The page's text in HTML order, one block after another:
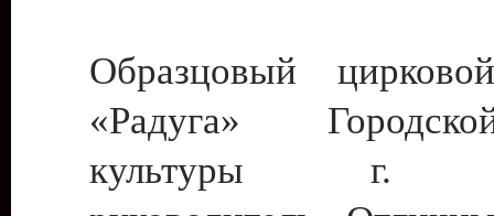
Образцовый
«Радуга»
культуры г.